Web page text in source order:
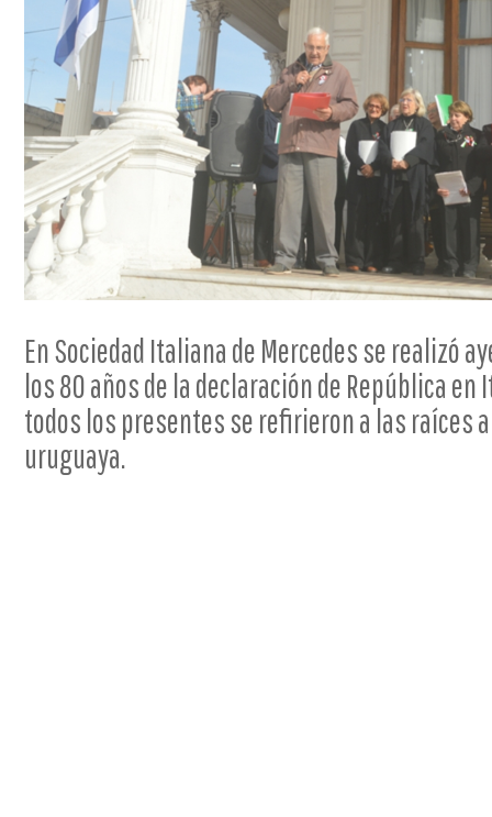
En Sociedad Italiana de Mercedes se realizó
los 80 años de la declaración de República
todos los presentes se refirieron a las raíces
uruguaya.